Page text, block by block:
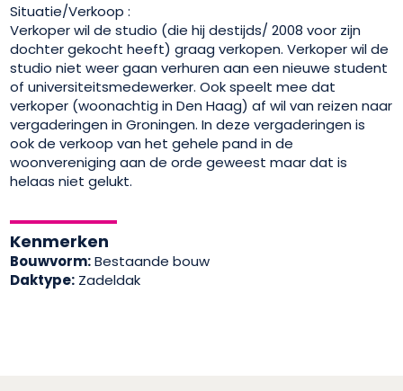
Situatie/Verkoop :
Verkoper wil de studio (die hij destijds/ 2008 voor zijn
dochter gekocht heeft) graag verkopen. Verkoper wil de
studio niet weer gaan verhuren aan een nieuwe student
of universiteitsmedewerker. Ook speelt mee dat
verkoper (woonachtig in Den Haag) af wil van reizen naar
vergaderingen in Groningen. In deze vergaderingen is
ook de verkoop van het gehele pand in de
woonvereniging aan de orde geweest maar dat is
helaas niet gelukt.
Kenmerken
Bouwvorm:Bestaande bouw
Daktype: Zadeldak